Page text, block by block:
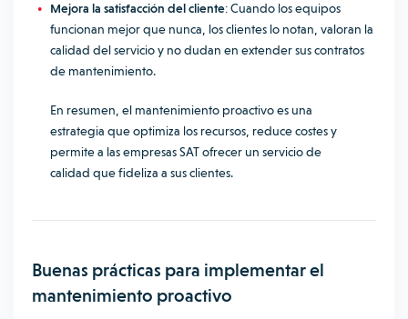
Mejora la satisfacción del cliente: Cuando los equipos
funcionan mejor que nunca, los clientes lo notan, valoran la
calidad del servicio y no dudan en extender sus contratos
de mantenimiento.
En resumen, el mantenimiento proactivo es una
estrategia que optimiza los recursos, reduce costes y
permite a las empresas SAT ofrecer un servicio de
calidad que fideliza a sus clientes.
Buenas prácticas para implementar el
mantenimiento proactivo